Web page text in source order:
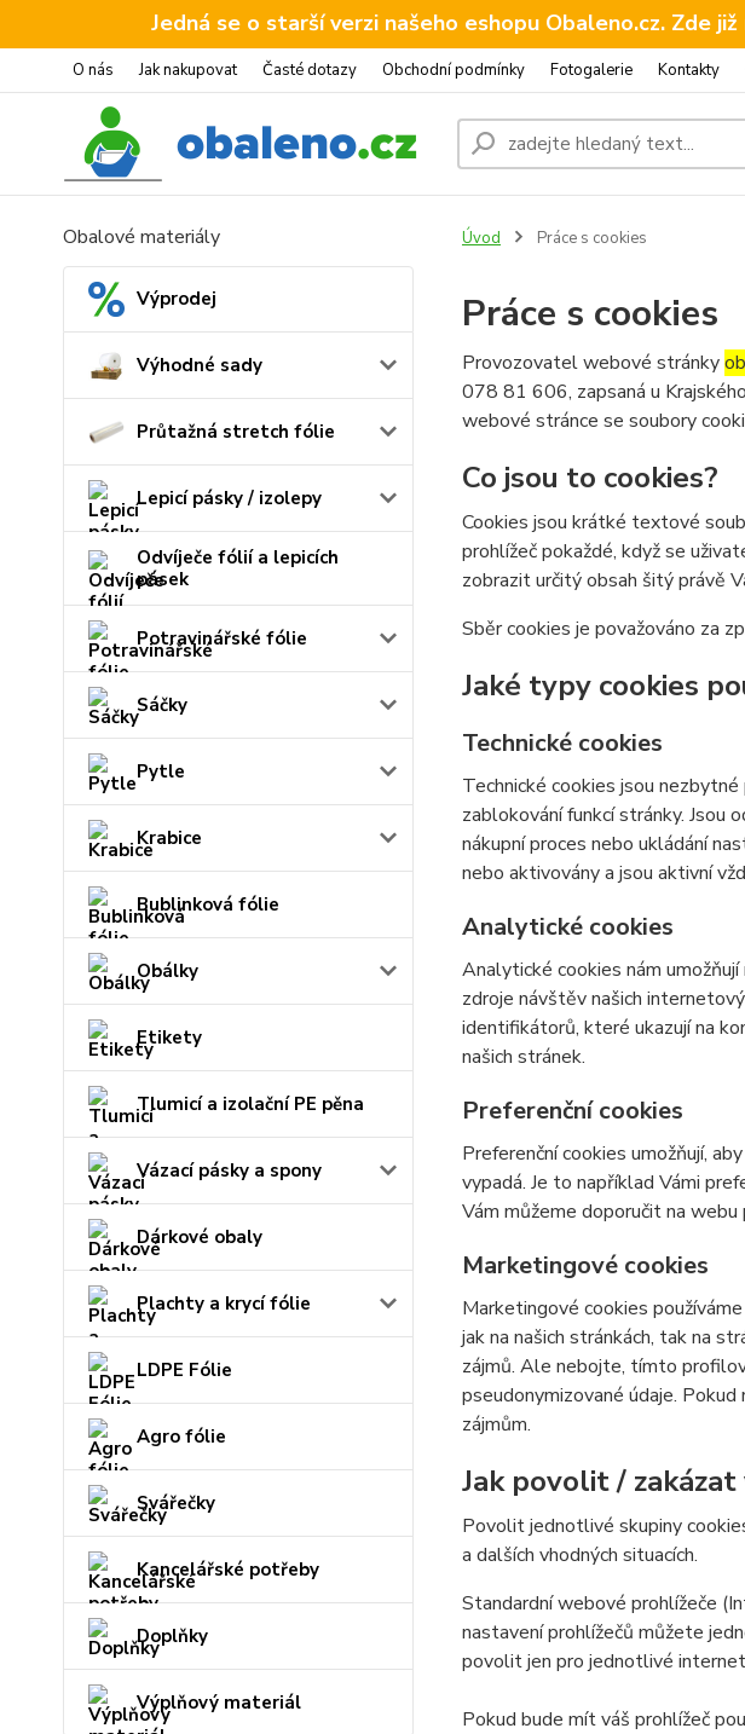
Jedná se o starší verzi našeho eshopu Obaleno.cz. Zde
O nás Jak nakupovat Časté dotazy Obchodní podmínky Fotogalerie Kontakty
Obalové materiály
Výprodej
Výhodné sady
Průtažná stretch fólie
Lepicí pásky / izolepy
Odvíječe fólií a lepicích
pásek
Potravinářské fólie
Sáčky
Pytle
Krabice
Bublinková fólie
Obálky
Etikety
Tlumicí a izolační PE pěna
Vázací pásky a spony
Dárkové obaly
Plachty a krycí fólie
LDPE Fólie
Agro fólie
Svářečky
Kancelářské potřeby
Doplňky
Výplňový materiál
Úvod Práce s cookies
Práce s cookies
Provozovatel webové stránky
078 81 606, zapsaná u
webové stránce se soubory
Co jsou to cookies?
Cookies jsou krátké textové
prohlížeč pokaždé, když se
zobrazit určitý obsah šitý právě
Sběr cookies je považováno za
Jaké typy cookies
Technické cookies
Technické cookies jsou
zablokování funkcí stránky. Jsou
nákupní proces nebo ukládání
nebo aktivovány a jsou aktivní
Analytické cookies
Analytické cookies nám
zdroje návštěv našich
identifikátorů, které ukazují na
našich stránek.
Preferenční cookies
Preferenční cookies umožňují,
vypadá. Je to například Vámi
Vám můžeme doporučit na
Marketingové cookies
Marketingové cookies
jak na našich stránkách, tak na
zájmů. Ale nebojte, tímto
pseudonymizované údaje.
zájmům.
Jak povolit /
Povolit jednotlivé skupiny
a dalších vhodných situacích.
Standardní webové prohlížeče
nastavení prohlížečů můžete
povolit jen pro jednotlivé
Pokud bude mít váš prohlížeč